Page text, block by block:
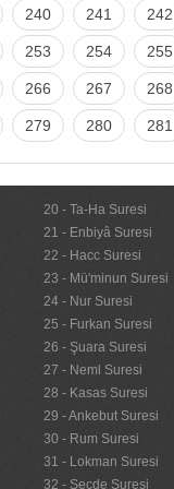
240 241 242
253 254 255
266 267 268
279 280 281
20 - Ta-Ha Suresi
21 - Enbiyâ Suresi
22 - Hacc Suresi
23 - Mü'minun Suresi
24 - Nur Suresi
25 - Furkan Suresi
26 - Şuara Suresi
27 - Neml Suresi
28 - Kasas Suresi
29 - Ankebut Suresi
30 - Rum Suresi
31 - Lokman Suresi
32 - Secde Suresi